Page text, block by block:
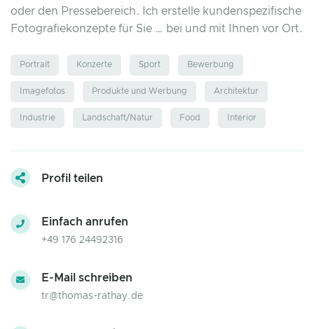
oder den Pressebereich. Ich erstelle kundenspezifische
Fotografiekonzepte für Sie … bei und mit Ihnen vor Ort.
Portrait Konzerte Sport Bewerbung
Imagefotos Produkte und Werbung Architektur
Industrie Landschaft/Natur Food Interior
Profil teilen
Einfach anrufen
+49 176 24492316
E-Mail schreiben
tr@thomas-rathay.de